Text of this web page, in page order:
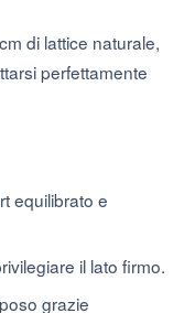
di lattice naturale,
perfettamente
equilibrato e
il lato firmo.
grazie